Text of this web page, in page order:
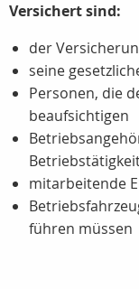
Versichert sind:
der
seine
Personen, die
beaufsichtigen
mitarbeitende
führen müssen